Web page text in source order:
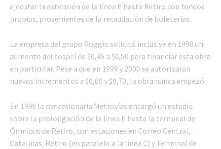
ejecutar la extensión de la línea E hasta Retiro con fondos
propios, provenientes de la recaudación de boleterías.
La empresa del grupo Roggio solicitó inclusive en 1998 un
aumento del cospel de $0,45 a $0,50 para financiar esta obra
en particular. Pese a que en 1999 y 2000 se autorizaran
nuevos incrementos a $0,60 y $0,70, la obra nunca empezó.
En 1999 la concesionaria Metrovías encargó un estudio
sobre la prolongación de la línea E hasta la terminal de
Ómnibus de Retiro, con estaciones en Correo Central,
Catalinas, Retiro (en paralelo a la línea C) y Terminal de